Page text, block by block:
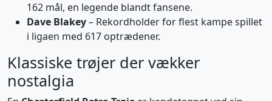
162 mål, en legende blandt fansene.
Dave Blakey– Rekordholder for flest kampe spillet
i ligaen med 617 optrædener.
Klassiske trøjer der vækker
nostalgia